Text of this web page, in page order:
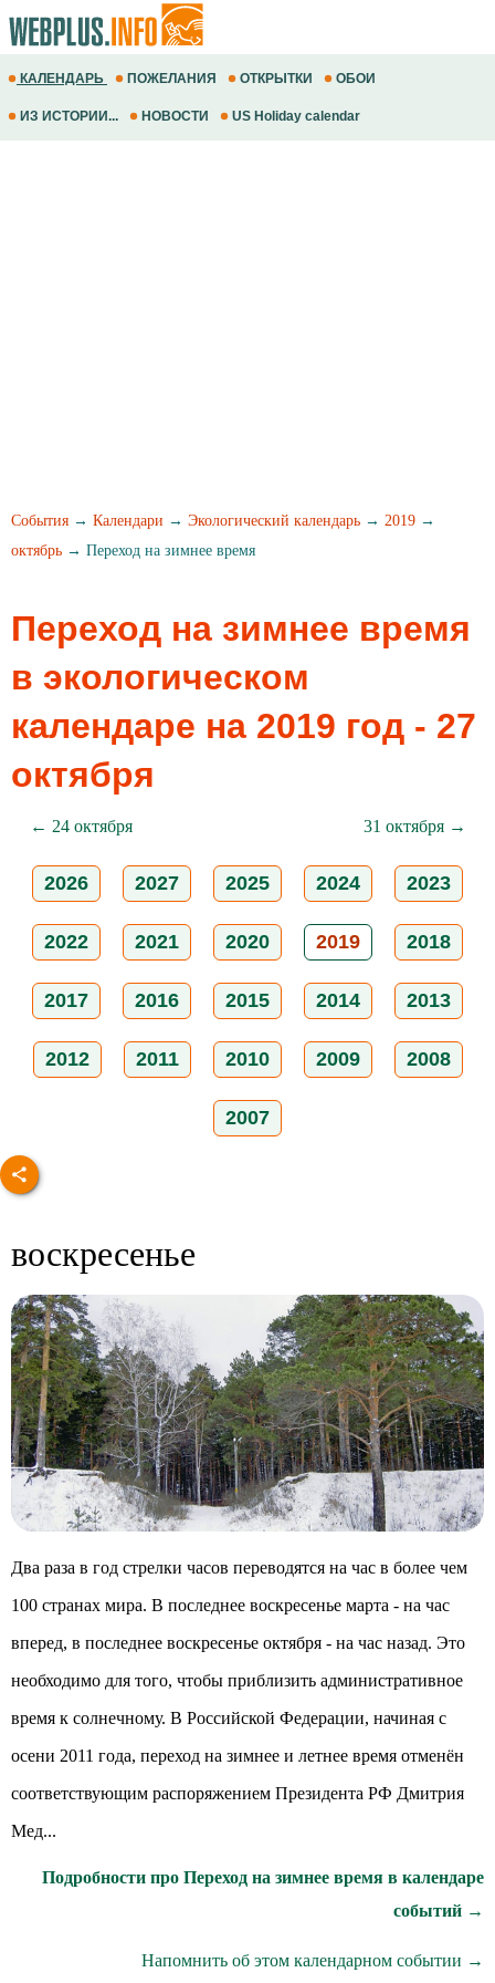
КАЛЕНДАРЬ ПОЖЕЛАНИЯ ОТКРЫТКИ ОБОИ
ИЗ ИСТОРИИ... НОВОСТИ US Holiday calendar
События → Календари → Экологический календарь → 2019 →
октябрь → Переход на зимнее время
Переход на зимнее время
в экологическом
календаре на 2019 год - 27
октября
← 24 октября 31 октября →
2026 2027 2025 2024 2023
2022 2021 2020 2019 2018
2017 2016 2015 2014 2013
2012 2011 2010 2009 2008
2007
воскресенье
Два раза в год стрелки часов переводятся на час в более чем
100 странах мира. В последнее воскресенье марта - на час
вперед, в последнее воскресенье октября - на час назад. Это
необходимо для того, чтобы приблизить административное
время к солнечному. В Российской Федерации, начиная с
осени 2011 года, переход на зимнее и летнее время отменён
соответствующим распоряжением Президента РФ Дмитрия
Мед...
Подробности про Переход на зимнее время в календаре
событий →
Напомнить об этом календарном событии →